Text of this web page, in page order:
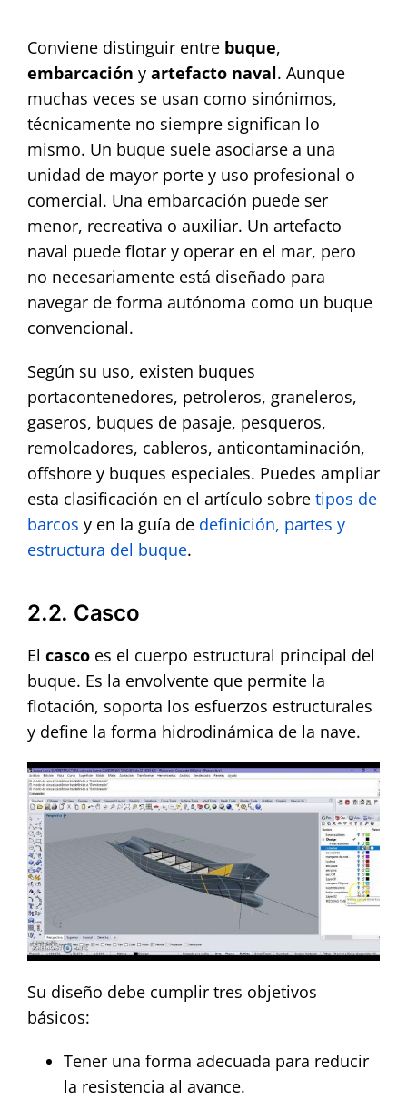
Conviene distinguir entre buque,
embarcación y artefacto naval. Aunque
muchas veces se usan como sinónimos,
técnicamente no siempre significan lo
mismo. Un buque suele asociarse a una
unidad de mayor porte y uso profesional o
comercial. Una embarcación puede ser
menor, recreativa o auxiliar. Un artefacto
naval puede flotar y operar en el mar, pero
no necesariamente está diseñado para
navegar de forma autónoma como un buque
convencional.
Según su uso, existen buques
portacontenedores, petroleros, graneleros,
gaseros, buques de pasaje, pesqueros,
remolcadores, cableros, anticontaminación,
offshore y buques especiales. Puedes ampliar
esta clasificación en el artículo sobre tipos de
barcos y en la guía de definición, partes y
estructura del buque.
2.2. Casco
El cascoes el cuerpo estructural principal del
buque. Es la envolvente que permite la
flotación, soporta los esfuerzos estructurales
y define la forma hidrodinámica de la nave.
Su diseño debe cumplir tres objetivos
básicos:
Tener una forma adecuada para reducir
la resistencia al avance.